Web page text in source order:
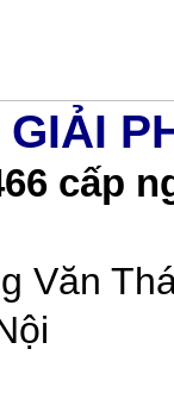
cấp
Văn